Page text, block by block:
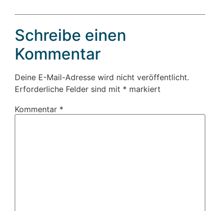
Schreibe einen
Kommentar
Deine E-Mail-Adresse wird nicht veröffentlicht.
Erforderliche Felder sind mit * markiert
Kommentar *